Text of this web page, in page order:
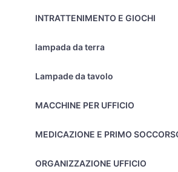
INTRATTENIMENTO E GIOCHI
lampada da terra
Lampade da tavolo
MACCHINE PER UFFICIO
MEDICAZIONE E PRIMO
ORGANIZZAZIONE UFFICIO